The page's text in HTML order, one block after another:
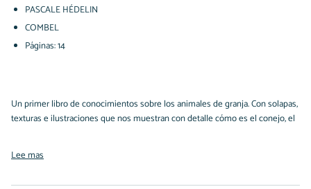
PASCALE HÉDELIN
COMBEL
Páginas: 14
Un primer libro de conocimientos sobre los animales de granja. Con solapas,
texturas e ilustraciones que nos muestran con detalle cómo es el conejo, el
Lee mas